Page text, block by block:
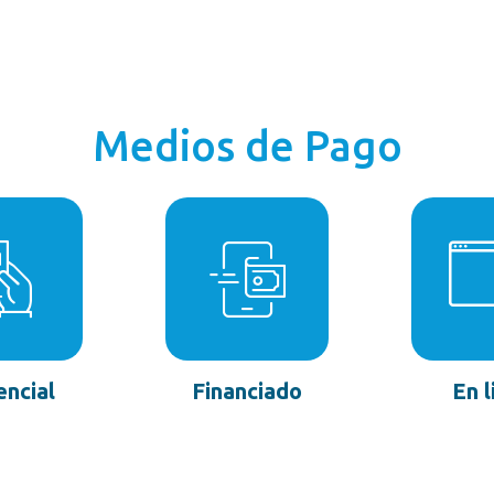
Medios de Pago
Financiado En